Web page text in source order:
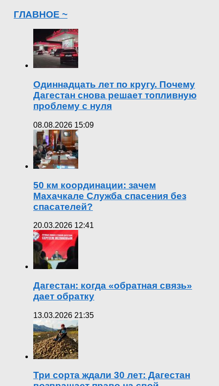
ГЛАВНОЕ ~
Одиннадцать лет по кругу. Почему
Дагестан снова решает топливную
проблему с нуля
08.08.2026 15:09
50 км координации: зачем
Махачкале Служба спасения без
спасателей?
20.03.2026 12:41
Дагестан: когда «обратная связь»
дает обратку
13.03.2026 21:35
Три сорта ждали 30 лет: Дагестан